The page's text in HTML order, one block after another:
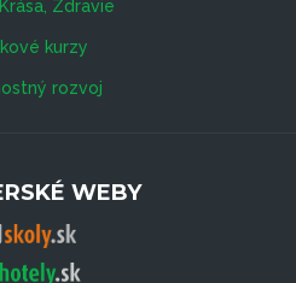
Zdravie
kurzy
rozvoj
WEBY